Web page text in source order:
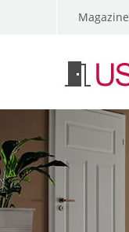
Magazine